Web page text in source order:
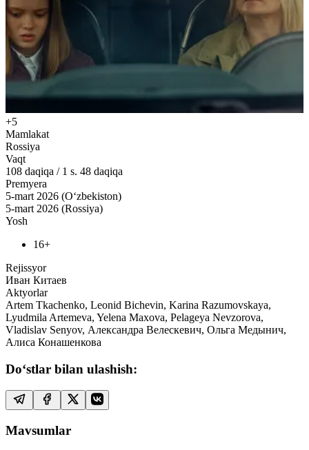
+5
Mamlakat
Rossiya
Vaqt
108 daqiqa / 1 s. 48 daqiqa
Premyera
5-mart 2026 (O‘zbekiston)
5-mart 2026 (Rossiya)
Yosh
16+
Rejissyor
Иван Китаев
Aktyorlar
Artem Tkachenko, Leonid Bichevin, Karina Razumovskaya,
Lyudmila Artemeva, Yelena Maxova, Pelageya Nevzorova,
Vladislav Senyov, Александра Велескевич, Ольга Медынич,
Алиса Конашенкова
Do‘stlar bilan ulashish:
Mavsumlar